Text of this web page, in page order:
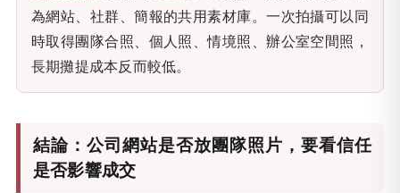
為網站、社群、簡報的共用素材庫。一次拍攝可以同
時取得團隊合照、個人照、情境照、辦公室空間照，
長期攤提成本反而較低。
結論：公司網站是否放團隊照片，要看信任
是否影響成交